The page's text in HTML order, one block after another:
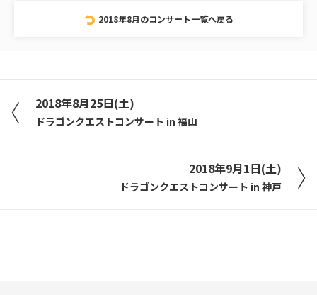
2018年8月のコンサート一覧へ戻る
2018年8月25日(土)
ドラゴンクエストコンサート in 福山
2018年9月1日(土)
ドラゴンクエストコンサート in 神戸